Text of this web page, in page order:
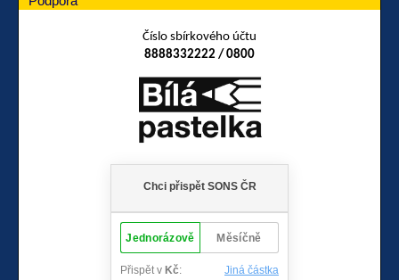
Číslo sbírkového účtu
8888332222 / 0800